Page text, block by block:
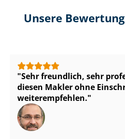
Unsere
Sehr freundlich, sehr
diesen Makler ohne
weiterempfehlen.